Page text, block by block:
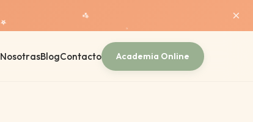
✨
⭐
⭐ ×
NosotrasBlogContacto Academia Online